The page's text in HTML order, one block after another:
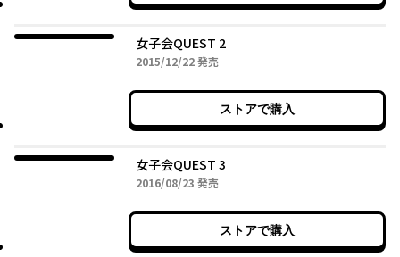
女子会QUEST 2
2015/12/222015年12月22日
発売
ストアで購入
女子会QUEST 3
2016/08/23 2016年08月23日
発売
ストアで購入